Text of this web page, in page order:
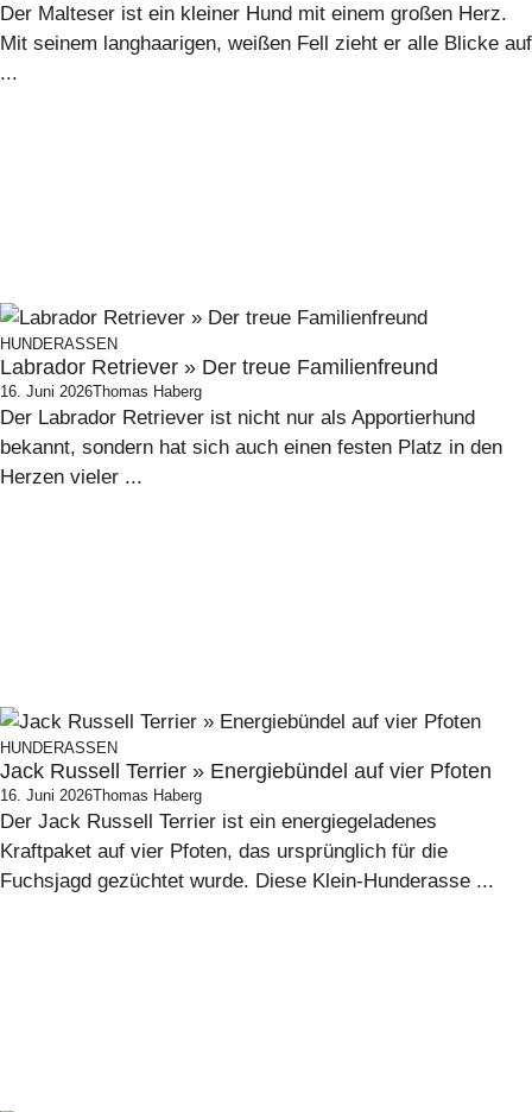
Der Malteser ist ein kleiner Hund mit einem großen Herz.
Mit seinem langhaarigen, weißen Fell zieht er alle Blicke auf
...
HUNDERASSEN
Labrador Retriever » Der treue Familienfreund
16. Juni 2026Thomas Haberg
Der Labrador Retriever ist nicht nur als Apportierhund
bekannt, sondern hat sich auch einen festen Platz in den
Herzen vieler ...
HUNDERASSEN
Jack Russell Terrier » Energiebündel auf vier Pfoten
16. Juni 2026Thomas Haberg
Der Jack Russell Terrier ist ein energiegeladenes
Kraftpaket auf vier Pfoten, das ursprünglich für die
Fuchsjagd gezüchtet wurde. Diese Klein-Hunderasse ...